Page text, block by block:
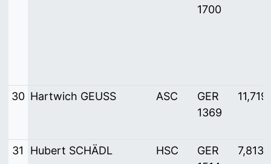
1700
30 Hartwich GEUSS ASC
GER
1369
11,719
31 Hubert SCHÄDL HSC
GER
7,813